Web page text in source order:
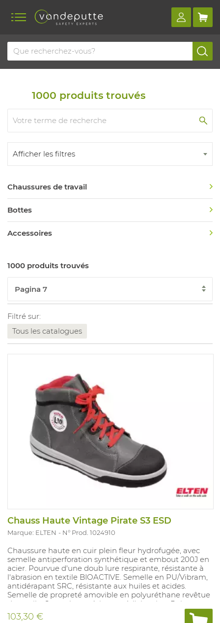
Home
Aperçu des produits
Chaussures de sécurité
Chaussures de sécurité
1000 produits trouvés
Afficher les filtres
Chaussures de travail
Bottes
Accessoires
1000 produits trouvés
Filtré sur:
Tous les catalogues
Chauss Haute Vintage Pirate S3 ESD
Marque: ELTEN N° Prod. 1024910
Chaussure haute en cuir plein fleur hydrofugée, avec
semelle antiperforation synthétique et embout 200J en
acier. Pourvue d'une doub lure respirante, résistante à
l'abrasion en textile BIOACTIVE. Semelle en PU/Vibram,
antidérapant SRC, résistante aux huiles et acides.
Semelle de propreté amovible en polyuréthane revêtue
de textile. Surembout résistante à l'abrasion. Pointures:
37-47.
103,30 €